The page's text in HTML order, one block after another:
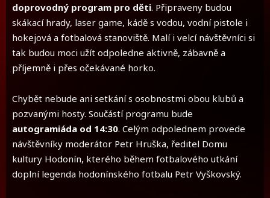
doprovodný program pro děti. Připraveny budou
skákací hrady, laser game, kádě s vodou, vodní pistole i
hokejová a fotbalová stanoviště. Malí i velcí návštěvníci si
tak budou moci užít odpoledne aktivně, zábavně a
příjemně i přes očekávané horko.
Chybět nebude ani setkání s osobnostmi obou klubů a
pozvanými hosty. Součástí programu bude
autogramiáda od 14:30. Celým odpolednem provede
návštěvníky moderátor Petr Hruška, ředitel Domu
kultury Hodonín, kterého během fotbalového utkání
doplní legenda hodonínského fotbalu Petr Vyškovský.